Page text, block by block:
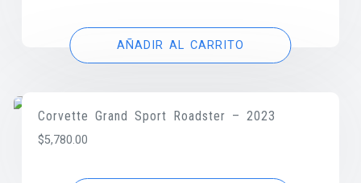
AÑADIR AL CARRITO
Corvette Grand Sport Roadster – 2023
$5,780.00